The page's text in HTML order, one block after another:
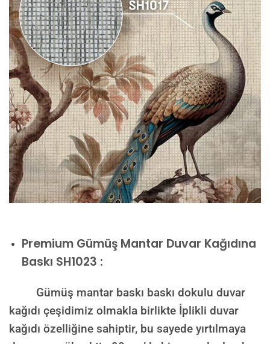
Premium Gümüş Mantar Duvar Kağıdına
Baskı SH1023 :
Gümüş mantar baskı baskı dokulu duvar
kağıdı çeşidimiz olmakla birlikte İplikli duvar
kağıdı özelliğine sahiptir, bu sayede yırtılmaya